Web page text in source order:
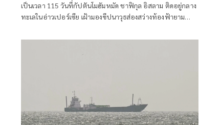
เป็นเวลา 115 วันที่กัปตันโมฮัมหมัด ชาฟิกุล อิสลาม ติดอยู่กลาง
ทะเลในอ่าวเปอร์เซีย เฝ้ามองขีปนาวุธส่องสว่างท้องฟ้ายาม